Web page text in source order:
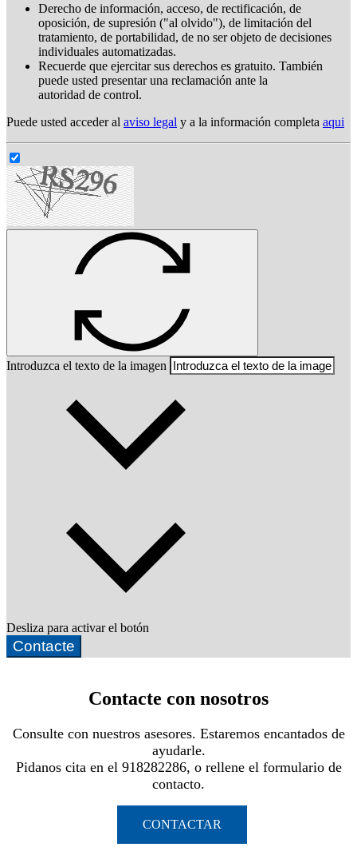
Derecho de información, acceso, de rectificación, de
oposición, de supresión ("al olvido"), de limitación del
tratamiento, de portabilidad, de no ser objeto de decisiones
individuales automatizadas.
Recuerde que ejercitar sus derechos es gratuito. También
puede usted presentar una reclamación ante la
autoridad de control.
Puede usted acceder al aviso legal y a la información completa aqui
Introduzca el texto de la imagen
Desliza para activar el botón
Contacte
Contacte con nosotros
Consulte con nuestros asesores. Estaremos encantados de
ayudarle.
Pidanos cita en el 918282286, o rellene el formulario de
contacto.
CONTACTAR